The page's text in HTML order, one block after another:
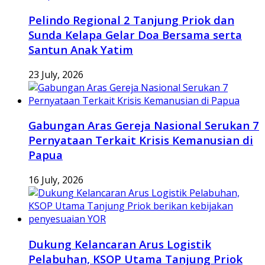
Pelindo Regional 2 Tanjung Priok dan
Sunda Kelapa Gelar Doa Bersama serta
Santun Anak Yatim
23 July, 2026
Gabungan Aras Gereja Nasional Serukan 7
Pernyataan Terkait Krisis Kemanusian di
Papua
16 July, 2026
Dukung Kelancaran Arus Logistik
Pelabuhan, KSOP Utama Tanjung Priok